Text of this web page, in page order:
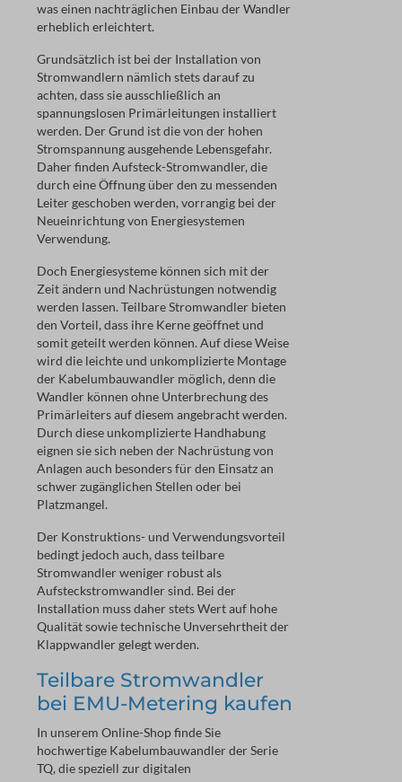
was einen nachträglichen Einbau der Wandler
erheblich erleichtert.
Grundsätzlich ist bei der Installation von
Stromwandlern nämlich stets darauf zu
achten, dass sie ausschließlich an
spannungslosen Primärleitungen installiert
werden. Der Grund ist die von der hohen
Stromspannung ausgehende Lebensgefahr.
Daher finden Aufsteck-Stromwandler, die
durch eine Öffnung über den zu messenden
Leiter geschoben werden, vorrangig bei der
Neueinrichtung von Energiesystemen
Verwendung.
Doch Energiesysteme können sich mit der
Zeit ändern und Nachrüstungen notwendig
werden lassen. Teilbare Stromwandler bieten
den Vorteil, dass ihre Kerne geöffnet und
somit geteilt werden können. Auf diese Weise
wird die leichte und unkomplizierte Montage
der Kabelumbauwandler möglich, denn die
Wandler können ohne Unterbrechung des
Primärleiters auf diesem angebracht werden.
Durch diese unkomplizierte Handhabung
eignen sie sich neben der Nachrüstung von
Anlagen auch besonders für den Einsatz an
schwer zugänglichen Stellen oder bei
Platzmangel.
Der Konstruktions- und Verwendungsvorteil
bedingt jedoch auch, dass teilbare
Stromwandler weniger robust als
Aufsteckstromwandler sind. Bei der
Installation muss daher stets Wert auf hohe
Qualität sowie technische Unversehrtheit der
Klappwandler gelegt werden.
Teilbare Stromwandler
bei EMU-Metering kaufen
In unserem Online-Shop finde Sie
hochwertige Kabelumbauwandler der Serie
TQ, die speziell zur digitalen